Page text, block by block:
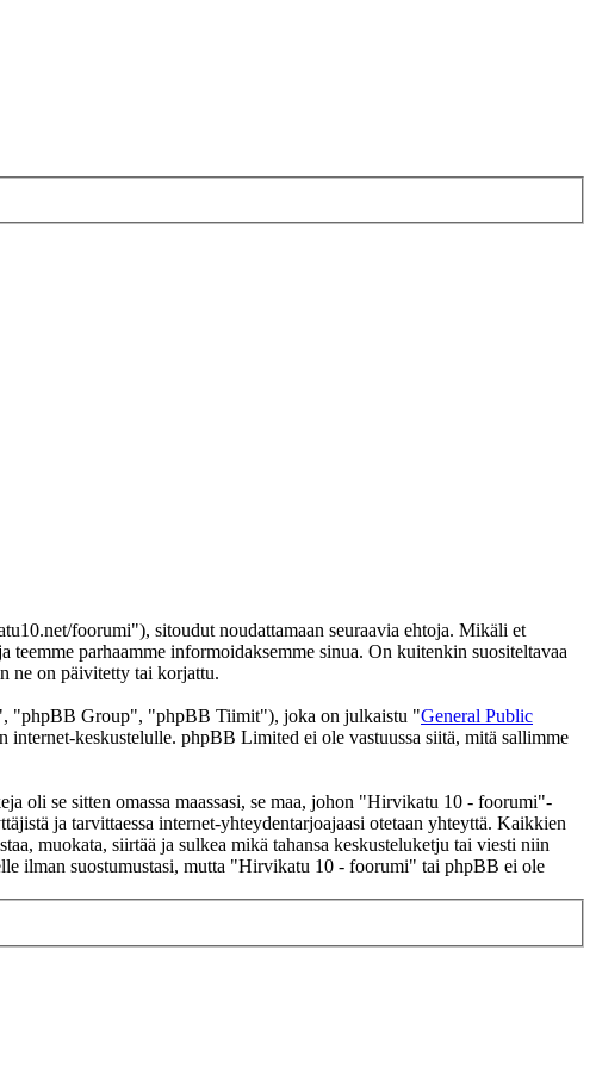
foorumi"), sitoudut noudattamaan seuraavia ehtoja. Mikäli et
parhaamme informoidaksemme sinua. On kuitenkin suositeltavaa
ne on päivitetty tai korjattu.
"phpBB Group", "phpBB Tiimit"), joka on julkaistu "General Public
keskustelulle. phpBB Limited ei ole vastuussa siitä, mitä sallimme
oli se sitten omassa maassasi, se maa, johon "Hirvikatu 10 - foorumi"-
ja tarvittaessa internet-yhteydentarjoajaasi otetaan yhteyttä. Kaikkien
muokata, siirtää ja sulkea mikä tahansa keskusteluketju tai viesti niin
ilman suostumustasi, mutta "Hirvikatu 10 - foorumi" tai phpBB ei ole